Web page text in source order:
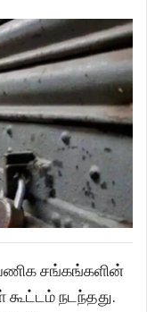
சங்கங்களின்
கூட்டம் நடந்தது.